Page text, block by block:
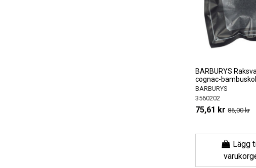
BARBURYS
cognac-bambuskol
BARBURYS
3560202
75,61 kr 86,00 kr
Lägg